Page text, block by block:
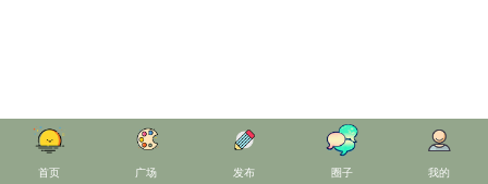
首页 广场 发布 圈子 我的